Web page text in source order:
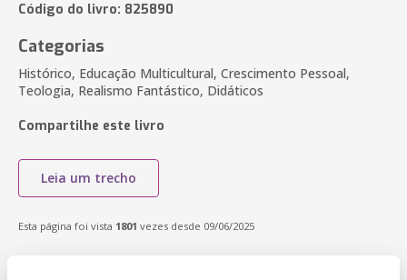
Código do livro: 825890
Categorias
Histórico, Educação Multicultural, Crescimento Pessoal,
Teologia, Realismo Fantástico, Didáticos
Compartilhe este livro
Leia um trecho
Esta página foi vista 1801 vezes desde 09/06/2025